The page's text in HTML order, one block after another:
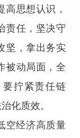
思想认识，
责任，坚决守
坚，拿出务实
被动局面，全
拧紧责任链
化质效。
空经济高质量